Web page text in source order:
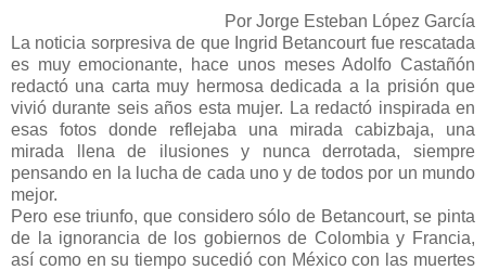
Por Jorge Esteban López García
La noticia sorpresiva de que Ingrid Betancourt fue rescatada
es muy emocionante, hace unos meses Adolfo Castañón
redactó una carta muy hermosa dedicada a la prisión que
vivió durante seis años esta mujer. La redactó inspirada en
esas fotos donde reflejaba una mirada cabizbaja, una
mirada llena de ilusiones y nunca derrotada, siempre
pensando en la lucha de cada uno y de todos por un mundo
mejor.
Pero ese triunfo, que considero sólo de Betancourt, se pinta
de la ignorancia de los gobiernos de Colombia y Francia,
así como en su tiempo sucedió con México con las muertes